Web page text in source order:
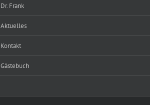
Dr. Frank
Aktuelles
Kontakt
Gästebuch